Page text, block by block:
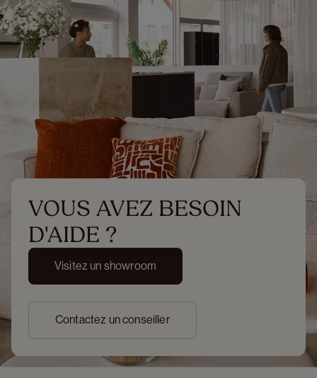
VOUS AVEZ BESOIN
D'AIDE ?
Visitez un showroom
Contactez un conseiller